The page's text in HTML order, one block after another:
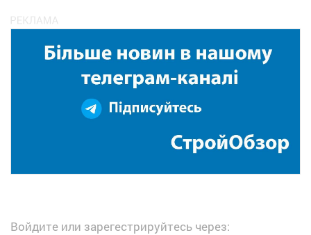
Войдите или зарегестрируйтесь через: